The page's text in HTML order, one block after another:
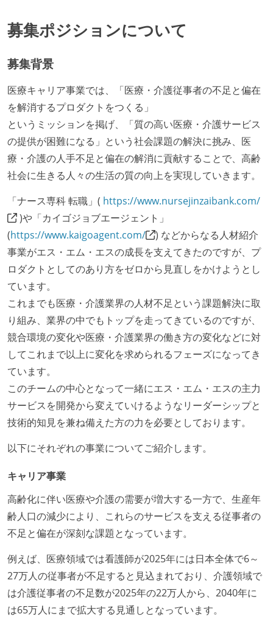
募集ポジションについて
募集背景
医療キャリア事業では、「医療・介護従事者の不足と偏在
を解消するプロダクトをつくる」
というミッションを掲げ、「質の高い医療・介護サービス
の提供が困難になる」という社会課題の解決に挑み、医
療・介護の人手不足と偏在の解消に貢献することで、高齢
社会に生きる人々の生活の質の向上を実現していきます。
「ナース専科 転職」( https://www.nursejinzaibank.com/
)や「カイゴジョブエージェント」
(https://www.kaigoagent.com/
) などからなる人材紹介
事業がエス・エム・エスの成長を支えてきたのですが、プ
ロダクトとしてのあり方をゼロから見直しをかけようとし
ています。
これまでも医療・介護業界の人材不足という課題解決に取
り組み、業界の中でもトップを走ってきているのですが、
競合環境の変化や医療・介護業界の働き方の変化などに対
してこれまで以上に変化を求められるフェーズになってき
ています。
このチームの中心となって一緒にエス・エム・エスの主力
サービスを開発から変えていけるようなリーダーシップと
技術的知見を兼ね備えた方の力を必要としております。
以下にそれぞれの事業についてご紹介します。
キャリア事業
高齢化に伴い医療や介護の需要が増大する一方で、生産年
齢人口の減少により、これらのサービスを支える従事者の
不足と偏在が深刻な課題となっています。
例えば、医療領域では看護師が2025年には日本全体で6～
27万人の従事者が不足すると見込まれており、介護領域で
は介護従事者の不足数が2025年の22万人から、2040年に
は65万人にまで拡大する見通しとなっています。